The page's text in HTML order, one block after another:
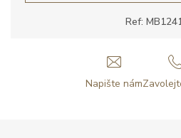
Ref:
Napište nám